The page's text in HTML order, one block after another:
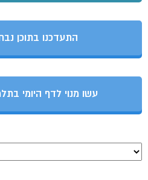
התעדכנו בתוכן
עשו מנוי לדף היומי